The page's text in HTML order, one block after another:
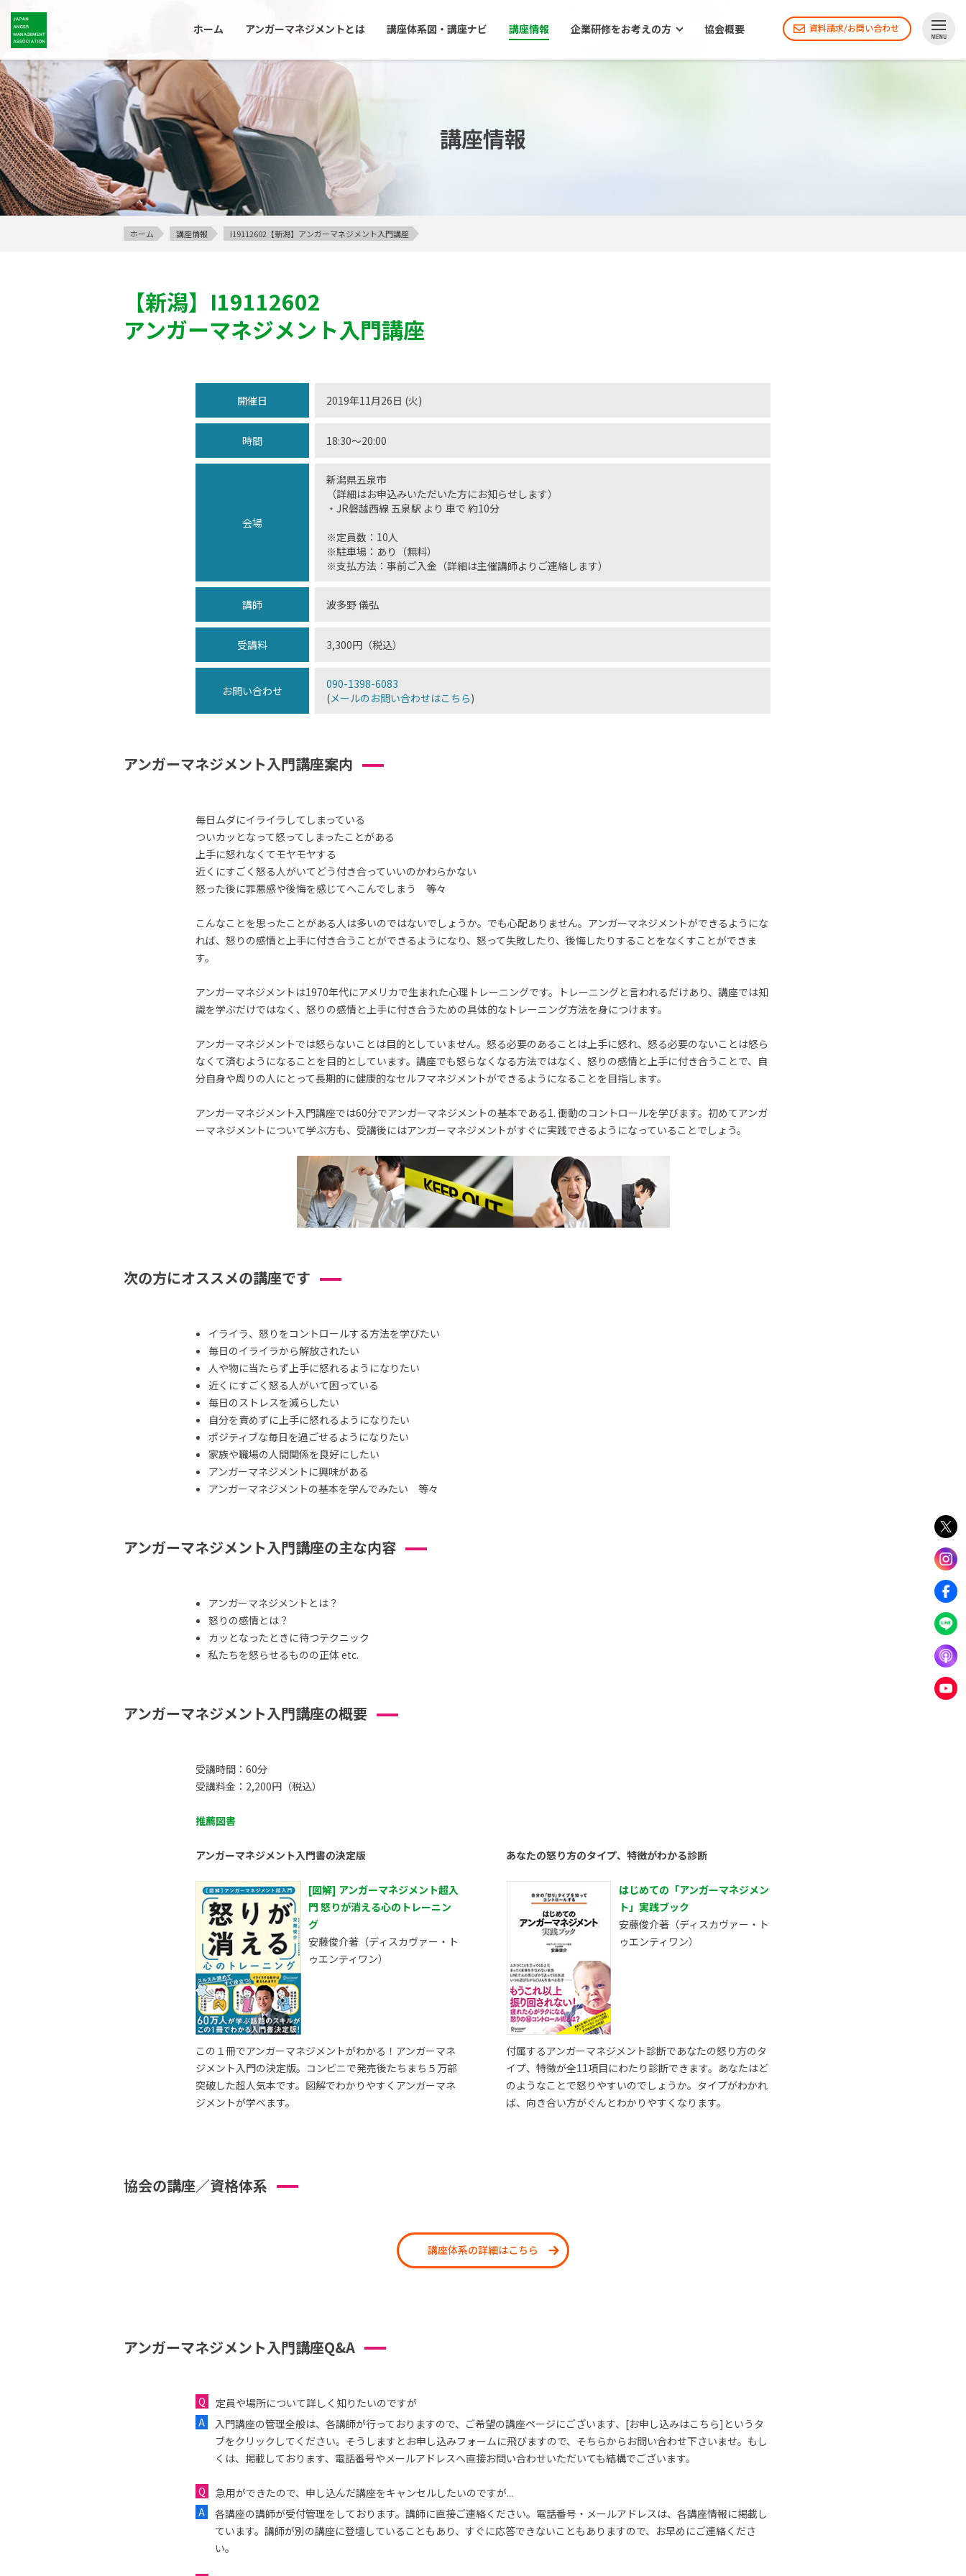
ホーム アンガーマネジメントとは 講座体系図・講座ナビ 講座情報 企業研修をお考えの方 協会概要 資料請求/お問い合わせ
講座情報
ホーム 講座情報 I19112602【新潟】アンガーマネジメント入門講座
【新潟】 I19112602
アンガーマネジメント入門講座
開催日 2019年11月26日 (火)
時間 18:30〜20:00
会場
新潟県五泉市
（詳細はお申込みいただいた方にお知らせします）
・JR磐越西線 五泉駅 より 車で 約10分
※定員数：10人
※駐車場：あり（無料）
※支払方法：事前ご入金（詳細は主催講師よりご連絡します）
講師 波多野 儀弘
受講料 3,300円（税込）
お問い合わせ
090-1398-6083
(メールのお問い合わせはこちら)
アンガーマネジメント入門講座案内
毎日ムダにイライラしてしまっている
ついカッとなって怒ってしまったことがある
上手に怒れなくてモヤモヤする
近くにすごく怒る人がいてどう付き合っていいのかわらかない
怒った後に罪悪感や後悔を感じてへこんでしまう 等々
こんなことを思ったことがある人は多いのではないでしょうか。でも心配ありません。アンガーマネジメントができるようにな
れば、怒りの感情と上手に付き合うことができるようになり、怒って失敗したり、後悔したりすることをなくすことができま
す。
アンガーマネジメントは1970年代にアメリカで生まれた心理トレーニングです。トレーニングと言われるだけあり、講座では知
識を学ぶだけではなく、怒りの感情と上手に付き合うための具体的なトレーニング方法を身につけます。
アンガーマネジメントでは怒らないことは目的としていません。怒る必要のあることは上手に怒れ、怒る必要のないことは怒ら
なくて済むようになることを目的としています。講座でも怒らなくなる方法ではなく、怒りの感情と上手に付き合うことで、自
分自身や周りの人にとって長期的に健康的なセルフマネジメントができるようになることを目指します。
アンガーマネジメント入門講座では60分でアンガーマネジメントの基本である1. 衝動のコントロールを学びます。初めてアンガ
ーマネジメントについて学ぶ方も、受講後にはアンガーマネジメントがすぐに実践できるようになっていることでしょう。
次の方にオススメの講座です
イライラ、怒りをコントロールする方法を学びたい
毎日のイライラから解放されたい
人や物に当たらず上手に怒れるようになりたい
近くにすごく怒る人がいて困っている
毎日のストレスを減らしたい
自分を責めずに上手に怒れるようになりたい
ポジティブな毎日を過ごせるようになりたい
家族や職場の人間関係を良好にしたい
アンガーマネジメントに興味がある
アンガーマネジメントの基本を学んでみたい 等々
アンガーマネジメント入門講座の主な内容
アンガーマネジメントとは？
怒りの感情とは？
カッとなったときに待つテクニック
私たちを怒らせるものの正体 etc.
アンガーマネジメント入門講座の概要
受講時間：60分
受講料金：2,200円（税込）
推薦図書
アンガーマネジメント入門書の決定版
[図解] アンガーマネジメント超入
門 怒りが消える心のトレーニン
グ
安藤俊介著（ディスカヴァー・ト
ゥエンティワン）
この１冊でアンガーマネジメントがわかる！アンガーマネ
ジメント入門の決定版。コンビニで発売後たちまち５万部
突破した超人気本です。図解でわかりやすくアンガーマネ
ジメントが学べます。
あなたの怒り方のタイプ、特徴がわかる診断
はじめての「アンガーマネジメン
ト」実践ブック
安藤俊介著（ディスカヴァー・ト
ゥエンティワン）
付属するアンガーマネジメント診断であなたの怒り方のタ
イプ、特徴が全11項目にわたり診断できます。あなたはど
のようなことで怒りやすいのでしょうか。タイプがわかれ
ば、向き合い方がぐんとわかりやすくなります。
協会の講座／資格体系
講座体系の詳細はこちら
アンガーマネジメント入門講座Q&A
定員や場所について詳しく知りたいのですが
入門講座の管理全般は、各講師が行っておりますので、ご希望の講座ページにございます、[お申し込みはこちら]というタ
ブをクリックしてください。そうしますとお申し込みフォームに飛びますので、そちらからお問い合わせ下さいませ。もし
くは、掲載しております、電話番号やメールアドレスへ直接お問い合わせいただいても結構でございます。
急用ができたので、申し込んだ講座をキャンセルしたいのですが...
各講座の講師が受付管理をしております。講師に直接ご連絡ください。電話番号・メールアドレスは、各講座情報に掲載し
ています。講師が別の講座に登壇していることもあり、すぐに応答できないこともありますので、お早めにご連絡くださ
い。